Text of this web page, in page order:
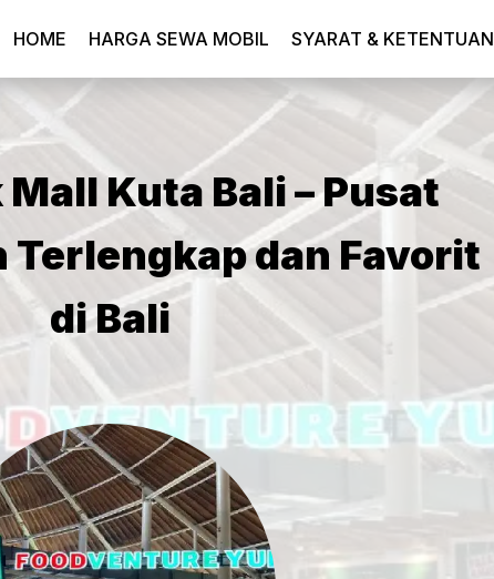
HOME HARGA SEWA MOBIL SYARAT & KETENTUAN
Kuta Bali – Pusat
Terlengkap dan Favorit
di Bali